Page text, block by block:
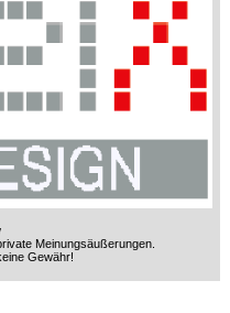
Meinungsäußerungen.
Gewähr!